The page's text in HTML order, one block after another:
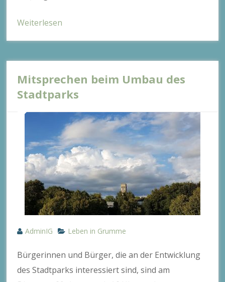
Weiterlesen
Mitsprechen beim Umbau des
Stadtparks
AdminIG Leben in Grumme
Bürgerinnen und Bürger, die an der Entwicklung
des Stadtparks interessiert sind, sind am